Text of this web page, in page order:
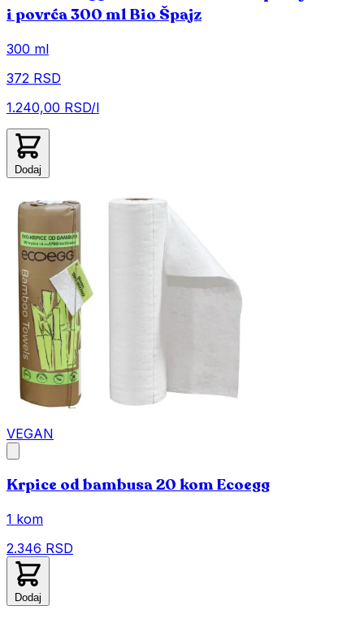
i povrća 300 ml Bio Špajz
300 ml
372 RSD
1.240,00 RSD/l
Dodaj
VEGAN
Krpice od bambusa 20 kom Ecoegg
1 kom
2.346 RSD
Dodaj